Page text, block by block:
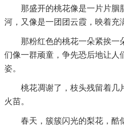
那盛开的桃花像是一片片胭
河，又像是一团团云霞，映着充
那粉红色的桃花一朵紧挨一
们像一群顽童，争先恐后地让人
姿。
桃花凋谢了，枝头残留着几
火苗。
春天，簇簇闪光的梨花，酷